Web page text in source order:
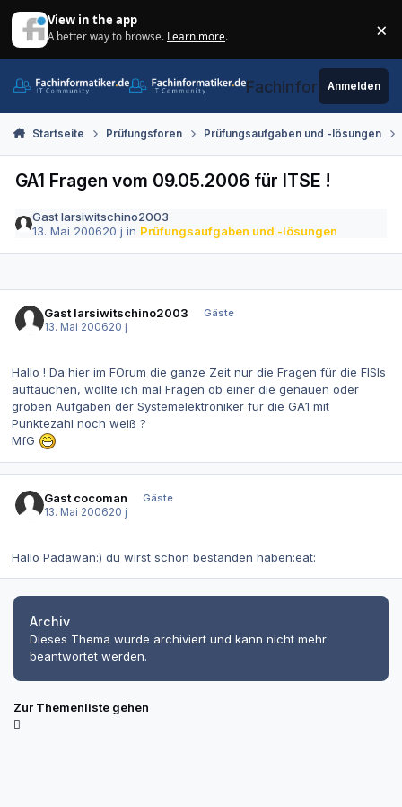
View in the app
A better way to browse. Learn more. ×
Fachinformatiker.de
Anmelden
Startseite Prüfungsforen Prüfungsaufgaben und -lösungen
GA1 Fragen vom 09.05.2006 für ITSE !
Gast larsiwitschino2003
13. Mai 200620 j in Prüfungsaufgaben und -lösungen
Gast larsiwitschino2003
Gäste
13. Mai 200620 j
Hallo ! Da hier im FOrum die ganze Zeit nur die Fragen für die FISIs
auftauchen, wollte ich mal Fragen ob einer die genauen oder
groben Aufgaben der Systemelektroniker für die GA1 mit
Punktezahl noch weiß ?
MfG
Gast cocoman
Gäste
13. Mai 200620 j
Hallo Padawan:) du wirst schon bestanden haben:eat:
Archiv
Dieses Thema wurde archiviert und kann nicht mehr
beantwortet werden.
Zur Themenliste gehen